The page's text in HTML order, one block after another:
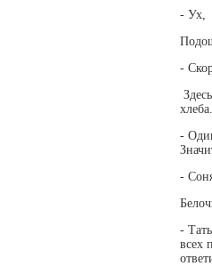
- Ух,
-
хлеба.
-
-
-
всех